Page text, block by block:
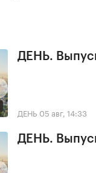
ДЕНЬ.
ДЕНЬ 05 авг, 14:33
ДЕНЬ.